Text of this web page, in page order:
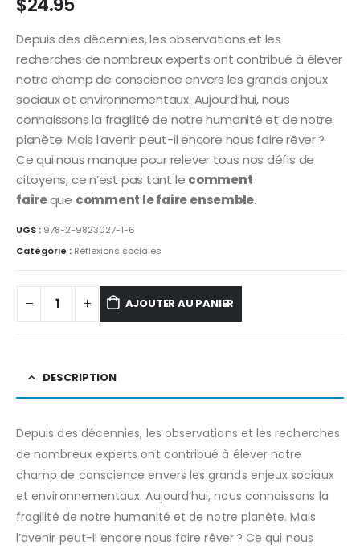
$24.95
Depuis des décennies, les observations et les
recherches de nombreux experts ont contribué à élever
notre champ de conscience envers les grands enjeux
sociaux et environnementaux. Aujourd’hui, nous
connaissons la fragilité de notre humanité et de notre
planète. Mais l’avenir peut-il encore nous faire rêver ?
Ce qui nous manque pour relever tous nos défis de
citoyens, ce n’est pas tant le comment
faireque comment le faire ensemble.
UGS : 978-2-9823027-1-6
Catégorie : Réflexions sociales
AJOUTER AU PANIER
DESCRIPTION
Depuis des décennies, les observations et les recherches
de nombreux experts ont contribué à élever notre
champ de conscience envers les grands enjeux sociaux
et environnementaux. Aujourd’hui, nous connaissons la
fragilité de notre humanité et de notre planète. Mais
l’avenir peut-il encore nous faire rêver ? Ce qui nous